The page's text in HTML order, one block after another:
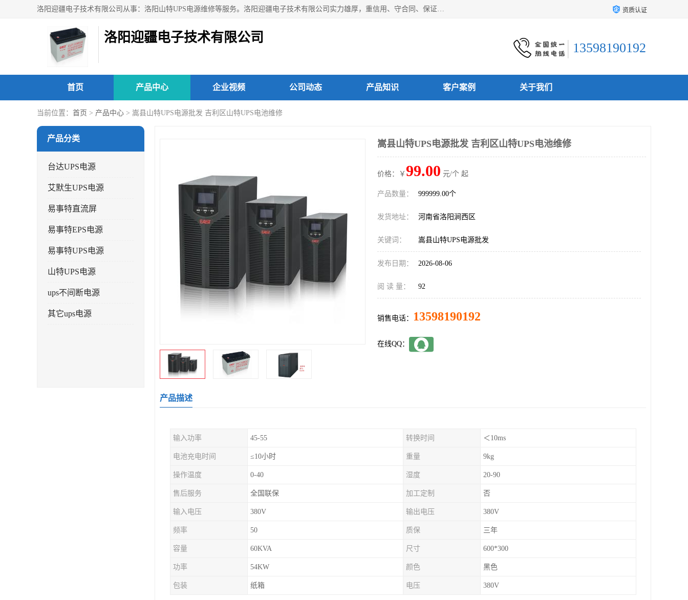
洛阳迎疆电子技术有限公司从事：洛阳山特UPS电源维修等服务。洛阳迎疆电子技术有限公司实力雄厚，重信用、守合同、保证产品质量，以多品种经营特色和薄利多销的原则，赢得了广大客户的信任。公司的宗旨——用服务求发展，用质量求生存！ 资质认证
洛阳迎疆电子技术有限公司
13598190192
首页 产品中心 企业视频 公司动态 产品知识 客户案例 关于我们
当前位置： 首页 > 产品中心 > 嵩县山特UPS电源批发 吉利区山特UPS电池维修
产品分类
台达UPS电源
艾默生UPS电源
易事特直流屏
易事特EPS电源
易事特UPS电源
山特UPS电源
ups不间断电源
其它ups电源
嵩县山特UPS电源批发 吉利区山特UPS电池维修
价格：￥ 99.00 元/个 起
产品数量： 999999.00个
发货地址： 河南省洛阳涧西区
关键词： 嵩县山特UPS电源批发
发布日期： 2026-08-06
阅 读 量： 92
销售电话： 13598190192
在线QQ：
产品描述
输入功率 45-55 转换时间 ＜10ms
电池充电时间 ≤10小时 重量 9kg
操作温度 0-40 湿度 20-90
售后服务 全国联保 加工定制 否
输入电压 380V 输出电压 380V
频率 50 质保 三年
容量 60KVA 尺寸 600*300
功率 54KW 颜色 黑色
包装 纸箱 电压 380V